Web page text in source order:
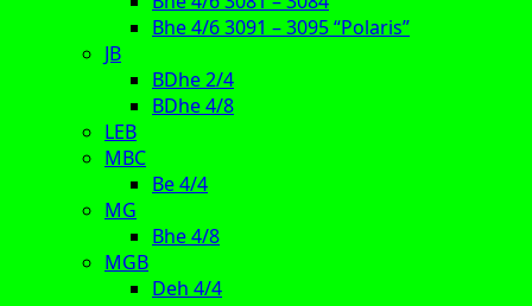
Bhe 4/6 3091 – 3095 “Polaris”
JB
BDhe 2/4
BDhe 4/8
LEB
MBC
Be 4/4
MG
Bhe 4/8
MGB
Deh 4/4